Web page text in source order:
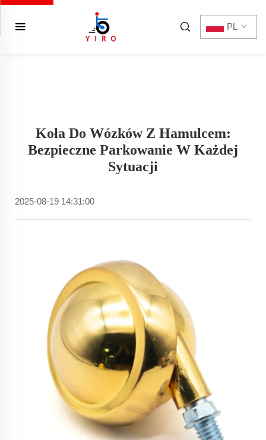
PL
Koła Do Wózków Z Hamulcem:
Bezpieczne Parkowanie W Każdej
Sytuacji
2025-08-19 14:31:00